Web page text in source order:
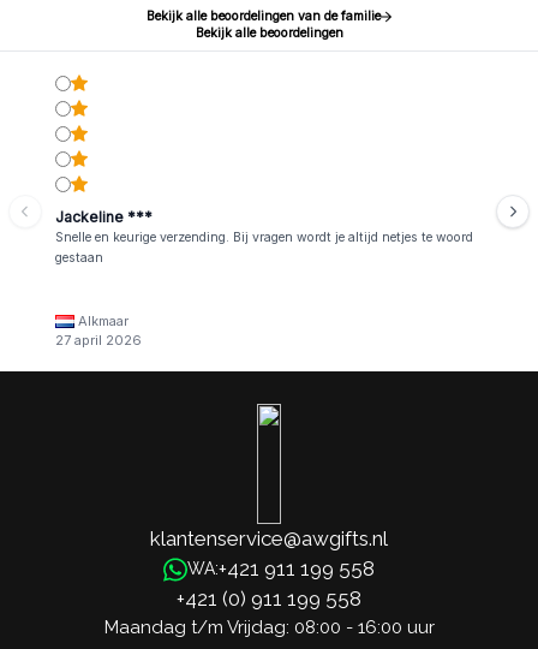
Bekijk alle beoordelingen van de familie
Bekijk alle beoordelingen
Jackeline ***
Snelle en keurige verzending. Bij vragen wordt je altijd netjes te woord
gestaan
Alkmaar
27 april 2026
klantenservice@awgifts.nl
WA:+421 911 199 558
+421 (0) 911 199 558
Maandag t/m Vrijdag: 08:00 - 16:00 uur